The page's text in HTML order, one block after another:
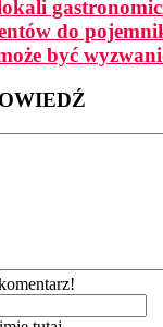
do
być